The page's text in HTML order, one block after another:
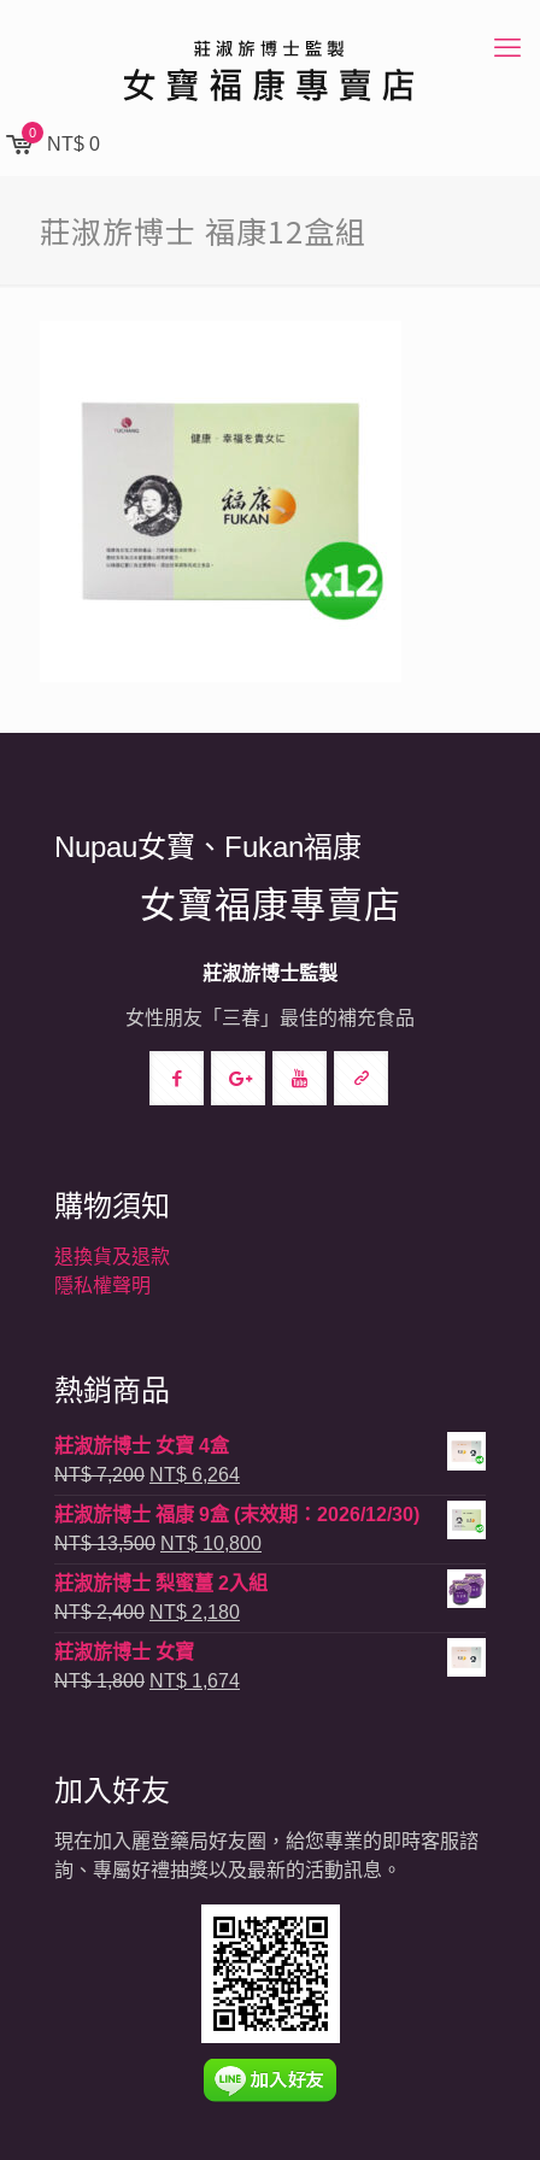
0
NT$ 0
莊淑旂博士 福康12盒組
Nupau女寶、Fukan福康
女寶福康專賣店
莊淑旂博士監製
女性朋友「三春」最佳的補充食品
購物須知
退換貨及退款
隱私權聲明
熱銷商品
莊淑旂博士 女寶 4盒
NT$7,200 原
始
價
NT$ 7,200。
NT$ 6,264目
前
價
NT$ 6,264。
莊淑旂博士 福康 9盒 (末效期：2026/12/30)
NT$13,500 原
始
價
NT$ 13,500。
NT$ 10,800目
前
莊淑旂博士 梨蜜薑 2入組
NT$2,400 原
始
價
NT$ 2,180目
莊淑旂博士 女寶
NT$1,800 原
NT$ 1,800。
NT$ 1,674目
加入好友
現在加入麗登藥局好友圈，給您專業的即時客服諮
詢、專屬好禮抽獎以及最新的活動訊息。